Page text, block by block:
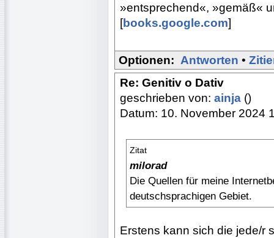
»entsprechend«, »gemäß«
[books.google.com]
Optionen: Antworten •
Re: Genitiv o Dativ
geschrieben von: ainja ()
Datum: 10. November 2024
Zitat
milorad
Die Quellen für meine
deutschsprachigen Gebiet.
Erstens kann sich die jede/r